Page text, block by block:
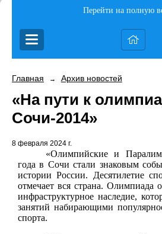
Перейти на полную
Главная → Архив новостей
«На пути к
Сочи-2014»
8 февраля 2024 г.
«Олимпийские и
года в Сочи стали знаковым
истории России. Десятилетие
отмечает вся страна. Олимпиада
инфраструктурное наследие,
занятий набирающими
спорта.